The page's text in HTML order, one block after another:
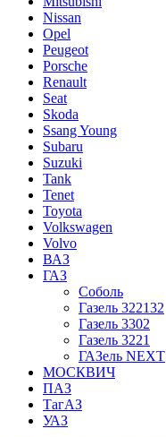
Nissan
Opel
Peugeot
Porsche
Renault
Seat
Skoda
Ssang Young
Subaru
Suzuki
Tank
Tenet
Toyota
Volkswagen
Volvo
ВАЗ
ГАЗ
Соболь
Газель 322132
Газель 3302
Газель 3221
ГАЗель NEXT
МОСКВИЧ
ПАЗ
ТагАЗ
УАЗ